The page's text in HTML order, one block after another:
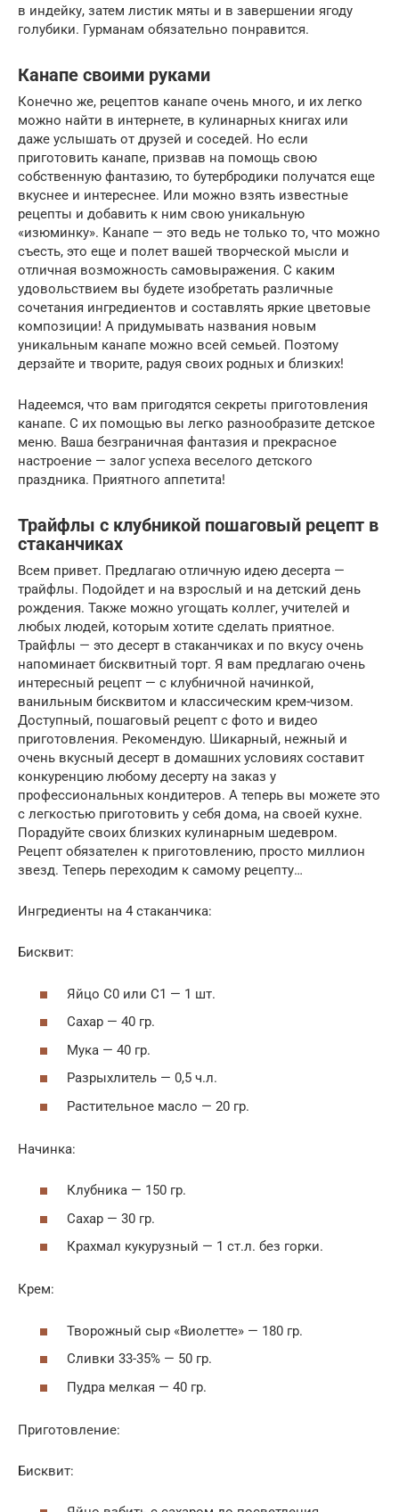
в индейку, затем листик мяты и в завершении ягоду
голубики. Гурманам обязательно понравится.
Канапе своими руками
Конечно же, рецептов канапе очень много, и их легко
можно найти в интернете, в кулинарных книгах или
даже услышать от друзей и соседей. Но если
приготовить канапе, призвав на помощь свою
собственную фантазию, то бутербродики получатся еще
вкуснее и интереснее. Или можно взять известные
рецепты и добавить к ним свою уникальную
«изюминку». Канапе — это ведь не только то, что можно
съесть, это еще и полет вашей творческой мысли и
отличная возможность самовыражения. С каким
удовольствием вы будете изобретать различные
сочетания ингредиентов и составлять яркие цветовые
композиции! А придумывать названия новым
уникальным канапе можно всей семьей. Поэтому
дерзайте и творите, радуя своих родных и близких!
Надеемся, что вам пригодятся секреты приготовления
канапе. С их помощью вы легко разнообразите детское
меню. Ваша безграничная фантазия и прекрасное
настроение — залог успеха веселого детского
праздника. Приятного аппетита!
Трайфлы с клубникой пошаговый рецепт в
стаканчиках
Всем привет. Предлагаю отличную идею десерта —
трайфлы. Подойдет и на взрослый и на детский день
рождения. Также можно угощать коллег, учителей и
любых людей, которым хотите сделать приятное.
Трайфлы — это десерт в стаканчиках и по вкусу очень
напоминает бисквитный торт. Я вам предлагаю очень
интересный рецепт — с клубничной начинкой,
ванильным бисквитом и классическим крем-чизом.
Доступный, пошаговый рецепт с фото и видео
приготовления. Рекомендую. Шикарный, нежный и
очень вкусный десерт в домашних условиях составит
конкуренцию любому десерту на заказ у
профессиональных кондитеров. А теперь вы можете это
с легкостью приготовить у себя дома, на своей кухне.
Порадуйте своих близких кулинарным шедевром.
Рецепт обязателен к приготовлению, просто миллион
звезд. Теперь переходим к самому рецепту…
Ингредиенты на 4 стаканчика:
Бисквит:
Яйцо С0 или С1 — 1 шт.
Сахар — 40 гр.
Мука — 40 гр.
Разрыхлитель — 0,5 ч.л.
Растительное масло — 20 гр.
Начинка:
Клубника — 150 гр.
Сахар — 30 гр.
Крахмал кукурузный — 1 ст.л. без горки.
Крем:
Творожный сыр «Виолетте» — 180 гр.
Сливки 33-35% — 50 гр.
Пудра мелкая — 40 гр.
Приготовление:
Бисквит: